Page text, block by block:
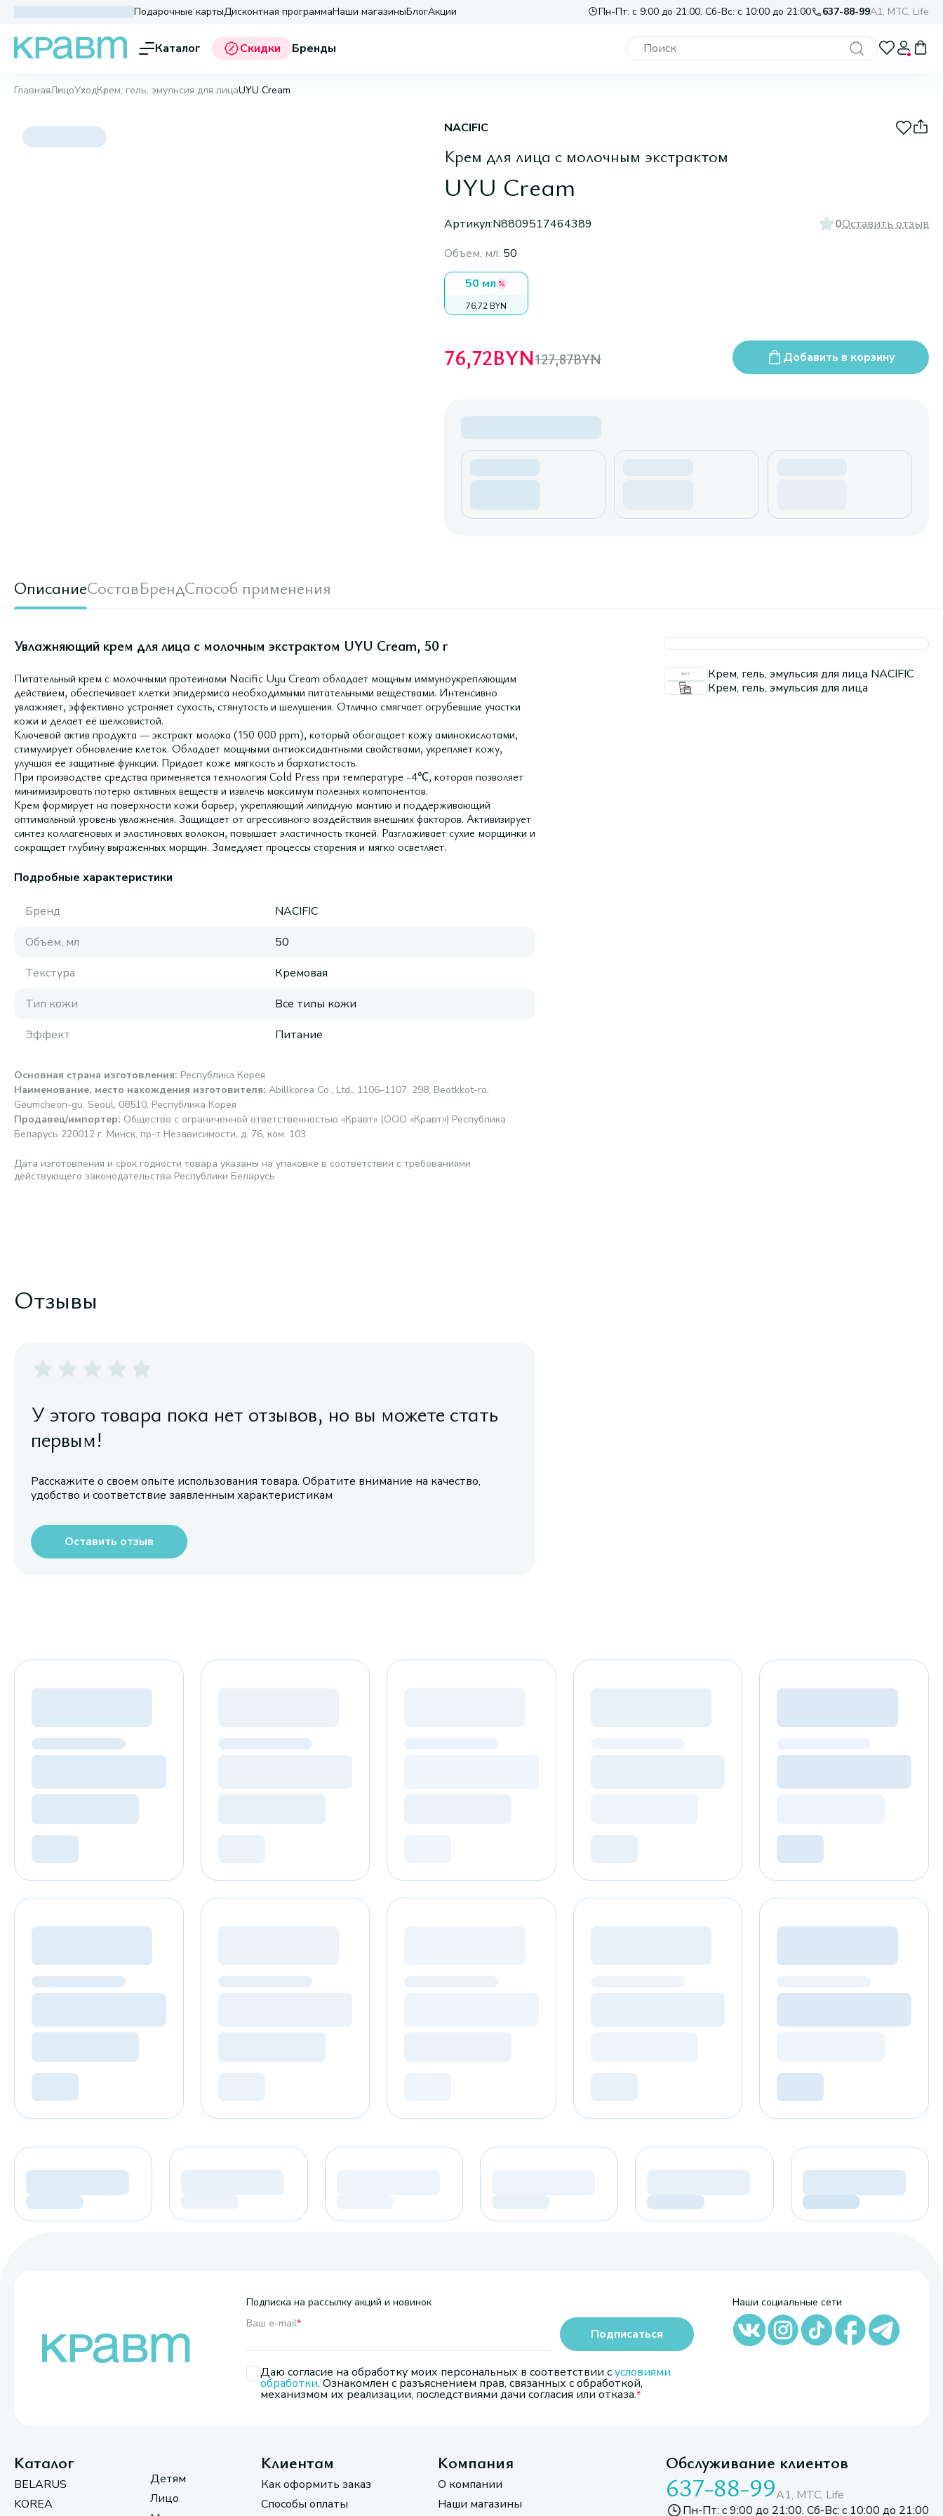
Подарочные картыДисконтная программаНаши магазиныБлогАкции Пн-Пт: с 9:00 до 21:00. Сб-Вс: с 10:00 до 21:00 637-88-99A1, МТС, Life
Каталог Скидки Бренды
ГлавнаяЛицоУходКрем, гель, эмульсия для лицаUYU Cream
NACIFIC
Крем для лица с молочным экстрактом
UYU Cream
Артикул:N8809517464389 0Оставить отзыв
Объем, мл: 50
50 мл
76,72 BYN
76,72BYN127,87BYN Добавить в корзину
ОписаниеСоставБрендСпособ применения
Увлажняющий крем для лица с молочным экстрактом UYU Cream, 50 г
Питательный крем с молочными протеинами Nacific Uyu Cream обладает мощным иммуноукрепляющим
действием, обеспечивает клетки эпидермиса необходимыми питательными веществами. Интенсивно
увлажняет, эффективно устраняет сухость, стянутость и шелушения. Отлично смягчает огрубевшие участки
кожи и делает её шелковистой.
Ключевой актив продукта — экстракт молока (150 000 ppm), который обогащает кожу аминокислотами,
стимулирует обновление клеток. Обладает мощными антиоксидантными свойствами, укрепляет кожу,
улучшая ее защитные функции. Придает коже мягкость и бархатистость.
При производстве средства применяется технология Cold Press при температуре -4℃, которая позволяет
минимизировать потерю активных веществ и извлечь максимум полезных компонентов.
Крем формирует на поверхности кожи барьер, укрепляющий липидную мантию и поддерживающий
оптимальный уровень увлажнения. Защищает от агрессивного воздействия внешних факторов. Активизирует
синтез коллагеновых и эластиновых волокон, повышает эластичность тканей. Разглаживает сухие морщинки и
сокращает глубину выраженных морщин. Замедляет процессы старения и мягко осветляет.
Подробные характеристики
Бренд
NACIFIC
Объем, мл
50
Текстура
Кремовая
Тип кожи
Все типы кожи
Эффект
Питание
Основная страна изготовления: Республика Корея
Наименование, место нахождения изготовителя: Abillkorea Со., Ltd., 1106–1107, 298, Beotkkot-ro,
Geumcheon-gu, Seoul, 08510, Республика Корея
Продавец/импортер: Общество с ограниченной ответственностью «Кравт» (ООО «Кравт») Республика
Беларусь 220012 г. Минск, пр-т Независимости, д. 76, ком. 103
Дата изготовления и срок годности товара указаны на упаковке в соответствии с требованиями
действующего законодательства Республики Беларусь
Крем, гель, эмульсия для лица NACIFIC
Крем, гель, эмульсия для лица
Отзывы
У этого товара пока нет отзывов, но вы можете стать
первым!
Расскажите о своем опыте использования товара. Обратите внимание на качество,
удобство и соответствие заявленным характеристикам
Оставить отзыв
Подписка на рассылку акций и новинок
Ваш e-mail*
Даю согласие на обработку моих персональных в соответствии сусловиями
обработки. Ознакомлен с разъяснением прав, связанных с обработкой,
механизмом их реализации, последствиями дачи согласия или отказа.
Подписаться
Наши социальные сети
Каталог
BELARUS
KOREA
Детям
Лицо
Клиентам
Как оформить заказ
Способы оплаты
Компания
О компании
Наши магазины
Обслуживание клиентов
637-88-99A1, МТС, Life
Пн-Пт: с 9:00 до 21:00. Сб-Вс: с 10:00 до 21:00